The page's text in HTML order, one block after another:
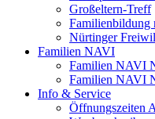
Großeltern-Treff
Familienbildung
Nürtinger
Familien NAVI
Familien NAVI
Familien NAVI
Info & Service
Öffnungszeiten